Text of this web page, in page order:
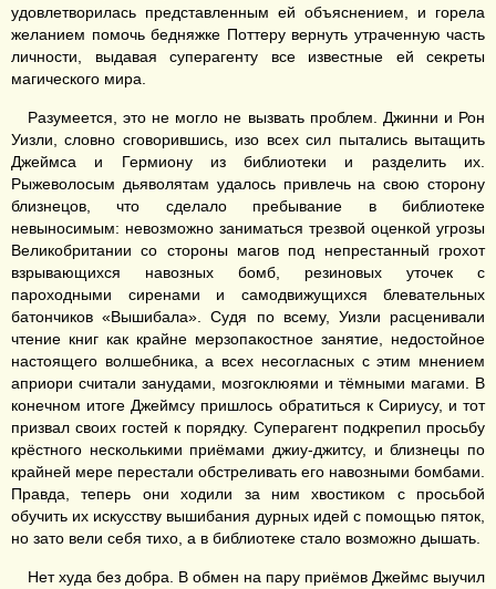
удовлетворилась представленным ей объяснением, и горела
желанием помочь бедняжке Поттеру вернуть утраченную часть
личности, выдавая суперагенту все известные ей секреты
магического мира.
Разумеется, это не могло не вызвать проблем. Джинни и Рон
Уизли, словно сговорившись, изо всех сил пытались вытащить
Джеймса и Гермиону из библиотеки и разделить их.
Рыжеволосым дьяволятам удалось привлечь на свою сторону
близнецов, что сделало пребывание в библиотеке
невыносимым: невозможно заниматься трезвой оценкой угрозы
Великобритании со стороны магов под непрестанный грохот
взрывающихся навозных бомб, резиновых уточек с
пароходными сиренами и самодвижущихся блевательных
батончиков «Вышибала». Судя по всему, Уизли расценивали
чтение книг как крайне мерзопакостное занятие, недостойное
настоящего волшебника, а всех несогласных с этим мнением
априори считали занудами, мозгоклюями и тёмными магами. В
конечном итоге Джеймсу пришлось обратиться к Сириусу, и тот
призвал своих гостей к порядку. Суперагент подкрепил просьбу
крёстного несколькими приёмами джиу-джитсу, и близнецы по
крайней мере перестали обстреливать его навозными бомбами.
Правда, теперь они ходили за ним хвостиком с просьбой
обучить их искусству вышибания дурных идей с помощью пяток,
но зато вели себя тихо, а в библиотеке стало возможно дышать.
Нет худа без добра. В обмен на пару приёмов Джеймс выучил